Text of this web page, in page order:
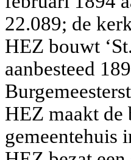
22.089; de
HEZ bouwt
aanbesteed
HEZ maakt
gemeentehuis